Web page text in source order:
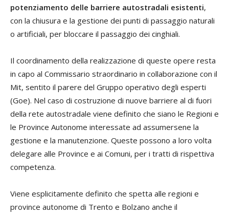
potenziamento delle barriere autostradali esistenti,
con la chiusura e la gestione dei punti di passaggio naturali
o artificiali, per bloccare il passaggio dei cinghiali.
Il coordinamento della realizzazione di queste opere resta
in capo al Commissario straordinario in collaborazione con il
Mit, sentito il parere del Gruppo operativo degli esperti
(Goe). Nel caso di costruzione di nuove barriere al di fuori
della rete autostradale viene definito che siano le Regioni e
le Province Autonome interessate ad assumersene la
gestione e la manutenzione. Queste possono a loro volta
delegare alle Province e ai Comuni, per i tratti di rispettiva
competenza.
Viene esplicitamente definito che spetta alle regioni e
province autonome di Trento e Bolzano anche il